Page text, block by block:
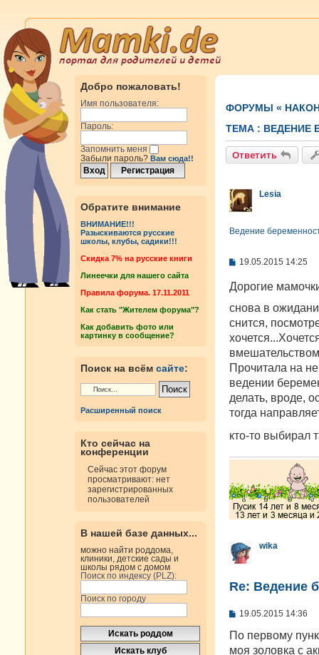
Добро пожаловать!
Имя пользователя:
Пароль:
Запомнить меня
Забыли пароль? Вам сюда!!
Обратите внимание
ВНИМАНИЕ!!!
Разыскиваются русские
школы, клубы, садики!!!
Cкидка 7% на русские книги
Линеечки для нашего сайта
Правила форума. 17.11.2011
Как стать "Жителем форума"?
Как добавить фото или
картинку в сообщение?
Поиск на всём сайте:
Расширенный поиск
Кто сейчас на
конференции
Сейчас этот форум
просматривают: нет
зарегистрированных
пользователей
В нашей базе данных...
можно найти роддома,
клиники, детские сады и
школы рядом с домом
Поиск по индексу (PLZ):
Поиск по городу
ФОРУМЫ «
ТЕМА : ВЕДЕНИЕ
Ответить
Lesia
Ведение
С
б
е
н
е
19.05.2015 14:25
Дорогие
снова в
снится,
Прочитала на
ведении
делать, вроде,
тогда
кто-то выбирал
wika
Re: Ведение
С
о
19.05.2015 14:36
По первому
моя золовка с